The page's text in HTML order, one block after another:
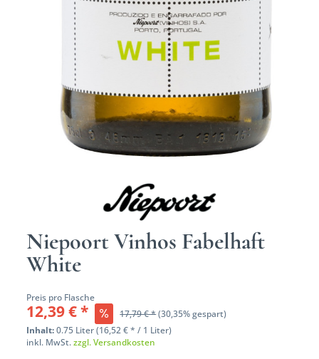
Niepoort Vinhos Fabelhaft
White
Preis pro Flasche
12,39 € * 17,79 € *(30,35% gespart)
Inhalt:0.75 Liter (16,52 € * / 1 Liter)
inkl. MwSt.zzgl. Versandkosten